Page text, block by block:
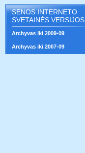
SENOS INTERNETO
SVETAINĖS VERSIJOS
Archyvas iki 2009-09
Archyvas iki 2007-09